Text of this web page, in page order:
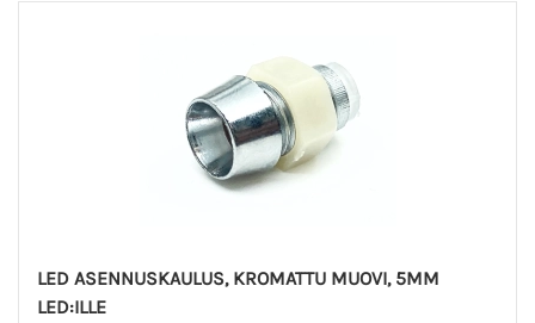
LED ASENNUSKAULUS, KROMATTU MUOVI, 5MM
LED:ILLE